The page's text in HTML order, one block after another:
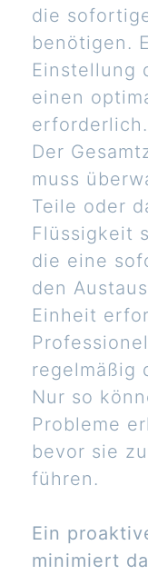
die
benötigen.
Einstellung
einen
erforderlich.
Der
muss
Teile oder
Flüssigkeit
die eine
den
Einheit
regelmäßig
Nur so
Probleme
bevor sie
führen.
Ein
minimiert